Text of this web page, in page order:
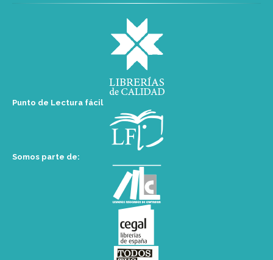
Punto de Lectura fácil
Somos parte de: